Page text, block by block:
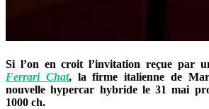
Si l’on en croit l’invitation reçue par
Ferrari Chat, la firme italienne de
nouvelle hypercar hybride le 31 mai
1000 ch.